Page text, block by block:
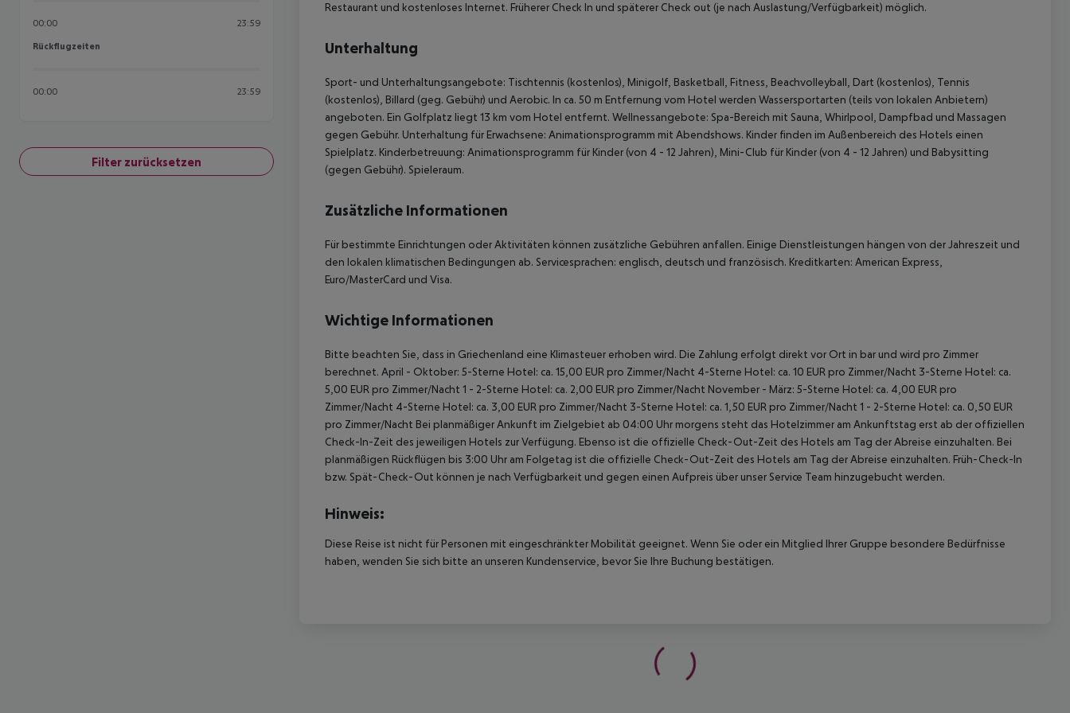
00:00 23:59
Rückflugzeiten
Rückflugzeiten
00:00 23:59
Filter zurücksetzen
Restaurant und kostenloses Internet. Früherer Check In und späterer Check out (je nach Auslastung/Verfügbarkeit) möglich.
Unterhaltung
Sport- und Unterhaltungsangebote: Tischtennis (kostenlos), Minigolf, Basketball, Fitness, Beachvolleyball, Dart (kostenlos), Tennis
(kostenlos), Billard (geg. Gebühr) und Aerobic. In ca. 50 m Entfernung vom Hotel werden Wassersportarten (teils von lokalen Anbietern)
angeboten. Ein Golfplatz liegt 13 km vom Hotel entfernt. Wellnessangebote: Spa-Bereich mit Sauna, Whirlpool, Dampfbad und Massagen
gegen Gebühr. Unterhaltung für Erwachsene: Animationsprogramm mit Abendshows. Kinder finden im Außenbereich des Hotels einen
Spielplatz. Kinderbetreuung: Animationsprogramm für Kinder (von 4 - 12 Jahren), Mini-Club für Kinder (von 4 - 12 Jahren) und Babysitting
(gegen Gebühr). Spieleraum.
Zusätzliche Informationen
Für bestimmte Einrichtungen oder Aktivitäten können zusätzliche Gebühren anfallen. Einige Dienstleistungen hängen von der Jahreszeit und
den lokalen klimatischen Bedingungen ab. Servicesprachen: englisch, deutsch und französisch. Kreditkarten: American Express,
Euro/MasterCard und Visa.
Wichtige Informationen
Bitte beachten Sie, dass in Griechenland eine Klimasteuer erhoben wird. Die Zahlung erfolgt direkt vor Ort in bar und wird pro Zimmer
berechnet. April - Oktober: 5-Sterne Hotel: ca. 15,00 EUR pro Zimmer/Nacht 4-Sterne Hotel: ca. 10 EUR pro Zimmer/Nacht 3-Sterne Hotel: ca.
5,00 EUR pro Zimmer/Nacht 1 - 2-Sterne Hotel: ca. 2,00 EUR pro Zimmer/Nacht November - März: 5-Sterne Hotel: ca. 4,00 EUR pro
Zimmer/Nacht 4-Sterne Hotel: ca. 3,00 EUR pro Zimmer/Nacht 3-Sterne Hotel: ca. 1,50 EUR pro Zimmer/Nacht 1 - 2-Sterne Hotel: ca. 0,50 EUR
pro Zimmer/Nacht Bei planmäßiger Ankunft im Zielgebiet ab 04:00 Uhr morgens steht das Hotelzimmer am Ankunftstag erst ab der offiziellen
Check-In-Zeit des jeweiligen Hotels zur Verfügung. Ebenso ist die offizielle Check-Out-Zeit des Hotels am Tag der Abreise einzuhalten. Bei
planmäßigen Rückflügen bis 3:00 Uhr am Folgetag ist die offizielle Check-Out-Zeit des Hotels am Tag der Abreise einzuhalten. Früh-Check-In
bzw. Spät-Check-Out können je nach Verfügbarkeit und gegen einen Aufpreis über unser Service Team hinzugebucht werden.
Hinweis:
Diese Reise ist nicht für Personen mit eingeschränkter Mobilität geeignet. Wenn Sie oder ein Mitglied Ihrer Gruppe besondere Bedürfnisse
haben, wenden Sie sich bitte an unseren Kundenservice, bevor Sie Ihre Buchung bestätigen.